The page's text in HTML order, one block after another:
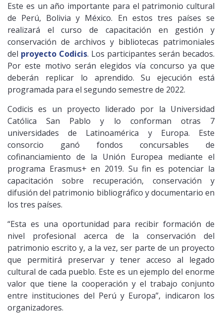
Este es un año importante para el patrimonio cultural
de Perú, Bolivia y México. En estos tres países se
realizará el curso de capacitación en gestión y
conservación de archivos y bibliotecas patrimoniales
del proyecto Codicis. Los participantes serán becados.
Por este motivo serán elegidos vía concurso ya que
deberán replicar lo aprendido. Su ejecución está
programada para el segundo semestre de 2022.
Codicis es un proyecto liderado por la Universidad
Católica San Pablo y lo conforman otras 7
universidades de Latinoamérica y Europa. Este
consorcio ganó fondos concursables de
cofinanciamiento de la Unión Europea mediante el
programa Erasmus+ en 2019. Su fin es potenciar la
capacitación sobre recuperación, conservación y
difusión del patrimonio bibliográfico y documentario en
los tres países.
“Esta es una oportunidad para recibir formación de
nivel profesional acerca de la conservación del
patrimonio escrito y, a la vez, ser parte de un proyecto
que permitirá preservar y tener acceso al legado
cultural de cada pueblo. Este es un ejemplo del enorme
valor que tiene la cooperación y el trabajo conjunto
entre instituciones del Perú y Europa”, indicaron los
organizadores.